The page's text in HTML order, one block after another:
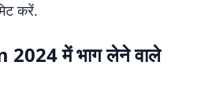
करें.
में भाग लेने वाले